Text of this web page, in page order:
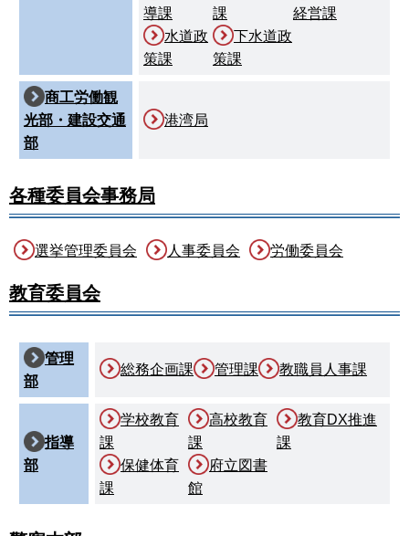
導課
課
経営課
水道政
策課
下水道政
策課
商工労働観
光部・建設交通
部
港湾局
各種委員会事務局
選挙管理委員会 人事委員会 労働委員会
教育委員会
管理
部
総務企画課 管理課 教職員人事課
指導
部
学校教育
課
高校教育
課
教育DX推進
課
保健体育
課
府立図書
館